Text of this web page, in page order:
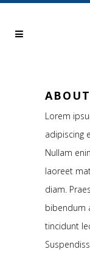
Lorem
adipiscing
Nullam
laoreet
diam.
bibendum
tincidunt